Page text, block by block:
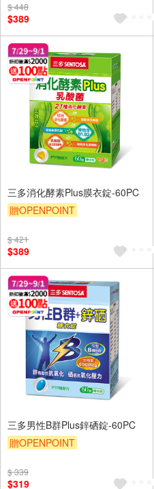
$ 448
$389
三多消化酵素Plus膜衣錠-60PC
贈OPENPOINT
$ 421
$389
三多男性B群Plus鋅硒錠-60PC
贈OPENPOINT
$ 339
$319